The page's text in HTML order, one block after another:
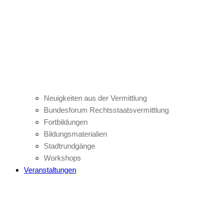
Neuigkeiten aus der Vermittlung
Bundesforum Rechtsstaatsvermittlung
Fortbildungen
Bildungsmaterialien
Stadtrundgänge
Workshops
Veranstaltungen